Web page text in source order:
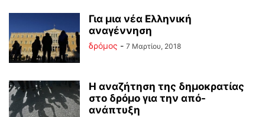
Για μια νέα Ελληνική
αναγέννηση
δρόμος - 7 Μαρτίου, 2018
Η αναζήτηση της δημοκρατίας
στο δρόμο για την από-
ανάπτυξη